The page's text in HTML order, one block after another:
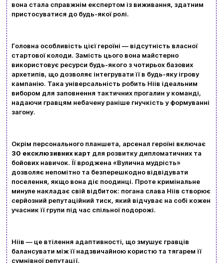
вона стала справжнім експертом із виживання, здатним
пристосуватися до будь-якої ролі.
Головна особливість цієї героїні — відсутність власної
стартової колоди. Замість цього вона майстерно
використовує ресурси будь-якого з чотирьох базових
архетипів, що дозволяє інтегрувати її в будь-яку ігрову
кампанію. Така універсальність робить Ніів ідеальним
вибором для заповнення тактичних прогалин у команді,
надаючи гравцям небачену раніше гнучкість у формуванні
загону.
Окрім персонального планшета, арсенал героїні включає
30 ексклюзивних карт для розвитку дипломатичних та
бойових навичок. Її вроджена «Вулична мудрість»
дозволяє непомітно та безперешкодно відвідувати
поселення, якщо вона діє поодинці. Проте кримінальне
минуле накладає свій відбиток: погана слава Ніів створює
серйозний репутаційний тиск, який відчуває на собі кожен
учасник її групи під час спільної подорожі.
Ніів — це втілення адаптивності, що змушує гравців
балансувати між її надзвичайною користю та тягарем її
сумнівної репутації.
Вхід Реєстрація
Доставка та оплата
Новини та статті
Повернення та обмін товарів
Контакти
+380996393746
+380634324164
Замовити дзвінок
Перегляньте асортимент нашого магазину і ви
обовʼязково знайдете щось цікавеньке